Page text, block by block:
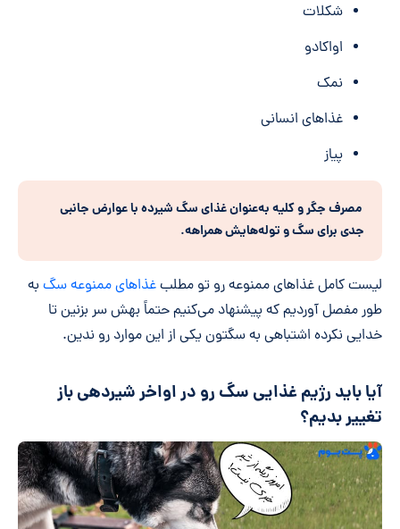
شکلات
اواکادو
نمک
غذا‌های انسانی
پیاز
مصرف جگر و کلیه به‌عنوان غذای سگ شیرده با عوارض جانبی
جدی برای سگ و توله‌هایش همراهه.
لیست کامل غذا‌های ممنوعه رو تو مطلبغذا‌های ممنوعه سگ به
طور مفصل آوردیم که پیشنهاد می‌کنیم حتماً بهش سر بزنین تا
خدایی نکرده اشتباهی به سگتون یکی از این موارد رو ندین.
آیا باید رژیم غذایی سگ رو در اواخر شیردهی باز
تغییر بدیم؟